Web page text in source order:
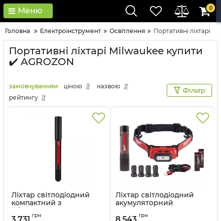
Меню 0
Головна Електроінструмент Освітлення Портативні ліхтарі
Портативні ліхтарі Milwaukee купити
✔️ AGROZON
замовчуванням ціною
назвою
рейтингу
Фільтр
Ліхтар світлодіодний
компактний з
вбудованим
акумулятором
грн
Ліхтар світлодіодний
акумуляторний
L4 FMHL2LED-302
грн